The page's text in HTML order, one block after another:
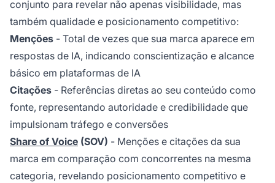
conjunto para revelar não apenas visibilidade, mas
também qualidade e posicionamento competitivo:
Menções - Total de vezes que sua marca aparece em
respostas de IA, indicando conscientização e alcance
básico em plataformas de IA
Citações - Referências diretas ao seu conteúdo como
fonte, representando autoridade e credibilidade que
impulsionam tráfego e conversões
Share of Voice (SOV) - Menções e citações da sua
marca em comparação com concorrentes na mesma
categoria, revelando posicionamento competitivo e